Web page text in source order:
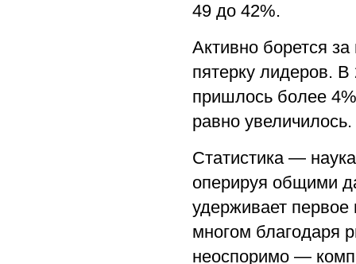
49 до 42%.
Активно борется
пятерку лидеров.
пришлось более
равно увеличилось.
Статистика —
оперируя общими
удерживает первое
многом благодаря
неоспоримо —